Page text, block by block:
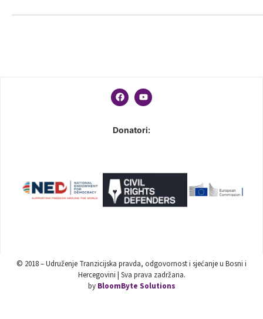
Donatori:
© 2018 – Udruženje Tranzicijska pravda, odgovornost i sjećanje u Bosni i
Hercegovini | Sva prava zadržana.
by BloomByte Solutions